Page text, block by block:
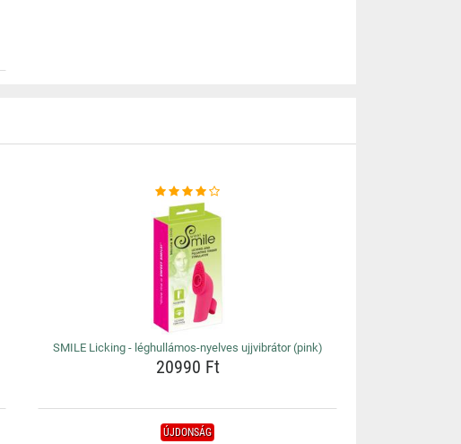
SMILE Licking - léghullámos-nyelves ujjvibrátor (pink)
20990 Ft
ÚJDONSÁG